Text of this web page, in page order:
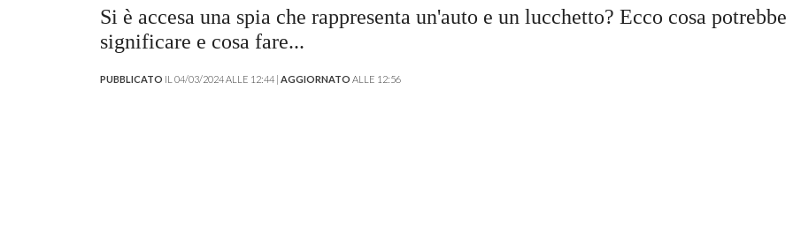
Si è accesa una spia che rappresenta un'auto e un lucchetto? Ecco cosa potrebbe
significare e cosa fare...
PUBBLICATO IL 04/03/2024 ALLE 12:44 | AGGIORNATO ALLE 12:56